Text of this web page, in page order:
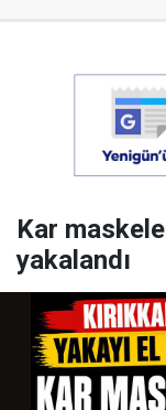
Kar
yakalandı